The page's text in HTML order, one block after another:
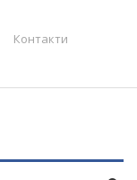
Контакти